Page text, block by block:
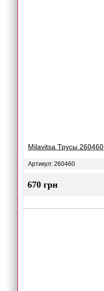
Milavitsa Трусы 260460
Артикул: 260460
670 грн